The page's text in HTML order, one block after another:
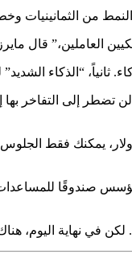
من الثمانينيات
العاملين،” قال
ثانياً، “الذكاء
تضطر إلى التفاخر
كان الجميع يسيرون حولهم مع رعاية صحية
صندوقًا
لكن في نهاية اليوم،